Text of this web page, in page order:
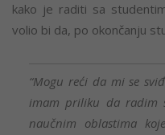
kako je raditi sa
volio bi da, po okončanju
“Mogu reći da mi se
imam priliku da radim
naučnim oblastima